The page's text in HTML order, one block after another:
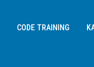
CODE TRAINING